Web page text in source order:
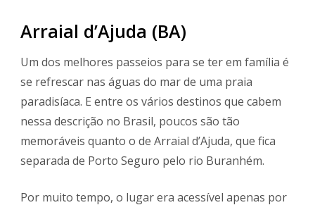
Arraial d’Ajuda (BA)
Um dos melhores passeios para se ter em família é
se refrescar nas águas do mar de uma praia
paradisíaca. E entre os vários destinos que cabem
nessa descrição no Brasil, poucos são tão
memoráveis quanto o de Arraial d’Ajuda, que fica
separada de Porto Seguro pelo rio Buranhém.
Por muito tempo, o lugar era acessível apenas por